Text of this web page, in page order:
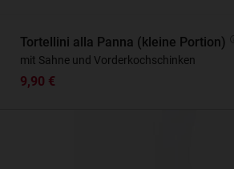
Tortellini alla Panna (kleine Portion)
mit Sahne und Vorderkochschinken
9,90 €